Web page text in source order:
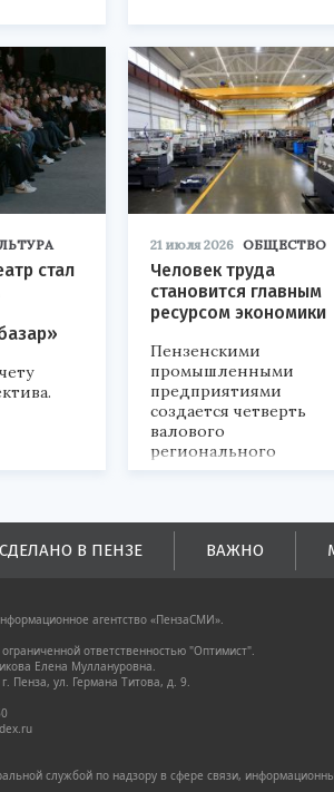
стал
21 июля 2026 ОБЩЕСТВО
Человек труда
становится главным
ресурсом экономики
Пензенскими
промышленными
предприятиями
создается четверть
валового
регионального
продукта и
поступлений в
бюджеты всех
СДЕЛАНО В ПЕНЗЕ ВАЖНО
агентство «ПензаСМИ».
ответственностью "Оптимист".
Елена Муллануровна.
Пенза, ул. Германа Титова, д. 9.
службой по надзору в сфере связи,